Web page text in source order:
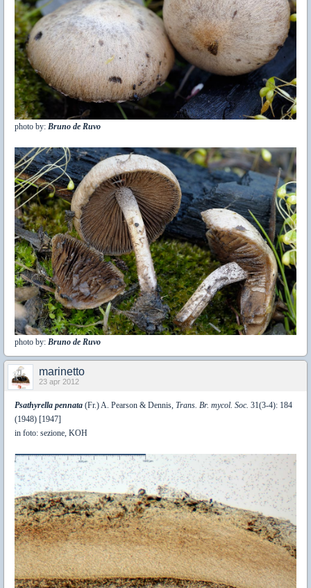
photo by: Bruno de Ruvo
photo by: Bruno de Ruvo
marinetto
23 apr 2012
Psathyrella pennata (Fr.) A. Pearson & Dennis, Trans. Br. mycol. Soc. 31(3-4): 184
(1948) [1947]
in foto: sezione, KOH